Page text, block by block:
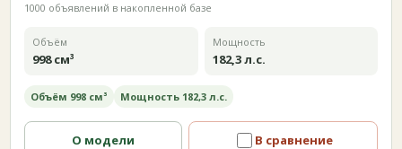
1000 объявлений в накопленной базе
Объём
998 см³
Мощность
182,3 л.с.
Объём 998 см³ Мощность 182,3 л.с.
О модели В сравнение